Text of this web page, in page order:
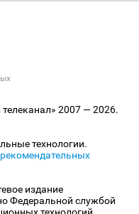
2007 — 2026.
технологии.
издание
Федеральной службой